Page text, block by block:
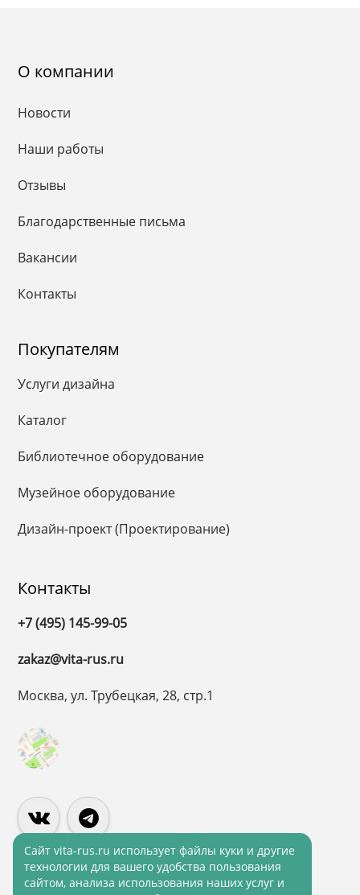
О компании
Новости
Наши работы
Отзывы
Благодарственные письма
Вакансии
Контакты
Покупателям
Услуги дизайна
Каталог
Библиотечное оборудование
Музейное оборудование
Дизайн-проект (Проектирование)
Контакты
+7 (495) 145-99-05
zakaz@vita-rus.ru
Москва, ул. Трубецкая, 28, стр.1
Политика конфиденциальности
Cайт vita-rus.ru использует файлы куки и другие
технологии для вашего удобства пользования
сайтом, анализа использования наших услуг и